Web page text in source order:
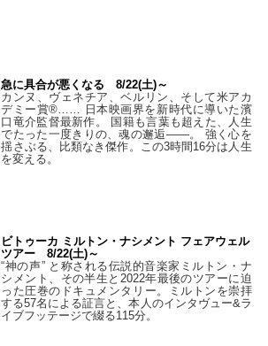
急に具合が悪くなる 8/22(土)～
カンヌ、ヴェネチア、ベルリン、そして米アカ
デミー賞®…… 日本映画界を新時代に導いた濱
口竜介監督最新作。 国籍も言葉も超えた、人生
でたった一度きりの、魂の邂逅――。 強く心を
揺さぶる、比類なき傑作。この3時間16分は人生
を変える。
ビトゥーカ ミルトン・ナシメント フェアウェル
ツアー 8/22(土)～
“神の声” と称される伝説的音楽家ミルトン・ナ
シメント、その半生と2022年最後のツアーに迫
った圧巻のドキュメンタリー。ミルトンを崇拝
する57名による証言と、本人のインタヴュー&ラ
イブフッテージで綴る115分。